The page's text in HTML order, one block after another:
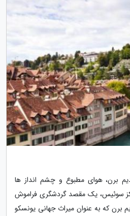
برن، هوای مطبوع و چشم انداز ها
سوئیس، یک مقصد گردشگری فراموش
که به عنوان میراث جهانی یونسکو